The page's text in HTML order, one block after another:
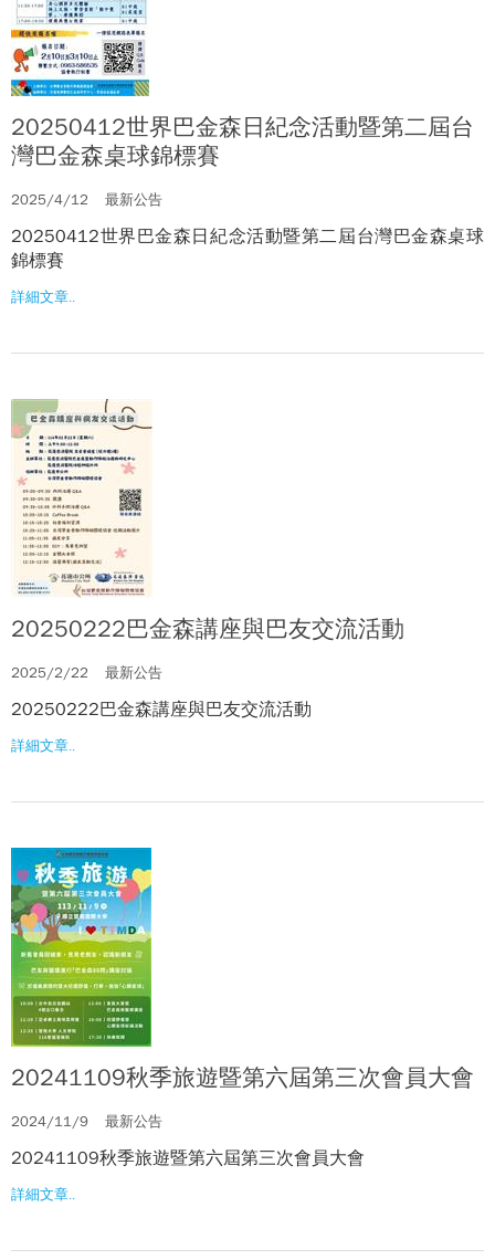
20250412世界巴金森日紀念活動暨第二屆台
灣巴金森桌球錦標賽
2025/4/12 最新公告
20250412世界巴金森日紀念活動暨第二屆台灣巴金森桌球
錦標賽
詳細文章..
20250222巴金森講座與巴友交流活動
2025/2/22 最新公告
20250222巴金森講座與巴友交流活動
詳細文章..
20241109秋季旅遊暨第六屆第三次會員大會
2024/11/9 最新公告
20241109秋季旅遊暨第六屆第三次會員大會
詳細文章..